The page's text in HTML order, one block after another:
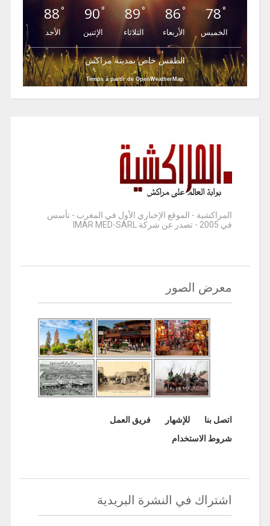
88°
الأحد
90°
الإثنين
89°
الثلاثاء
86°
الأربعاء
78°
الخميس
الطقس خاص بمدينة مراكش
Temps à partir de OpenWeatherMap
المراكشية - الموقع الإخباري الأول في المغرب - تأسس
في 2005 - تصدر عن شركة IMAR MED-SARL
معرض الصور
اتصل بنا للإشهار
فريق العمل
شروط الاستخدام
اشتراك في النشرة البريدية